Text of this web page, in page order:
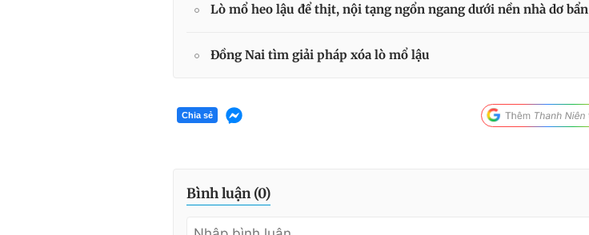
Lò mổ heo lậu để thịt, nội tạng ngổn ngang dưới nền nhà dơ bẩn
Đồng Nai tìm giải pháp xóa lò mổ lậu
Chia sẻ
Bình luận (0)